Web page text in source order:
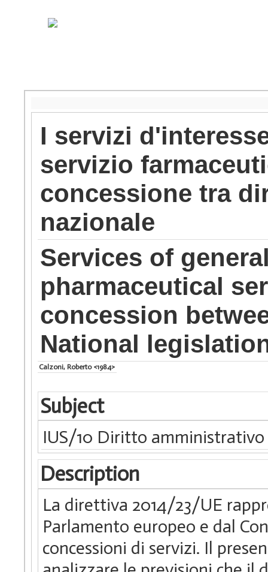
I servizi
servizio
concessione tra
nazionale
Services of
pharmaceutical
concession
National
Calzoni, Roberto <1984>
Subject
IUS/10 Diritto amministrativo
Description
La direttiva 2014/23/UE
Parlamento europeo e dal
concessioni di servizi. Il